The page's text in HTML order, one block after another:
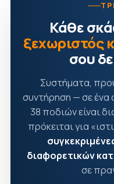
Κάθε
ξεχωριστός
σου
Συστήματα,
συντήρηση — σε ένα
38 ποδιών είναι
πρόκειται για
διαφορετικών
σε